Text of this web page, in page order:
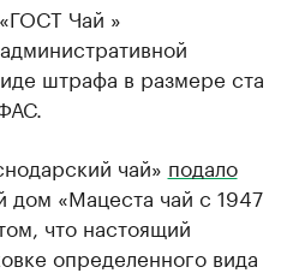
Чай »
штрафа в размере ста
чай» подало
«Мацеста чай с 1947
что настоящий
определенного вида